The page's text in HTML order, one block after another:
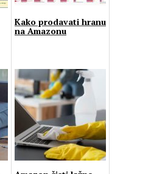
Kako prodavati hranu
na Amazonu